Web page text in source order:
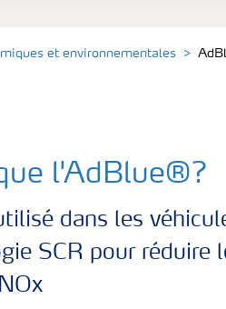
et environnementales
l'AdBlue®?
dans les
SCR pour réduire